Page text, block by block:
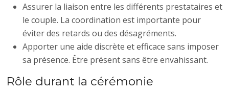
Assurer la liaison entre les différents prestataires et
le couple. La coordination est importante pour
éviter des retards ou des désagréments.
Apporter une aide discrète et efficace sans imposer
sa présence. Être présent sans être envahissant.
Rôle durant la cérémonie